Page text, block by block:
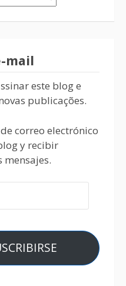
mail
este blog e
publicações.
correo electrónico
y recibir
mensajes.